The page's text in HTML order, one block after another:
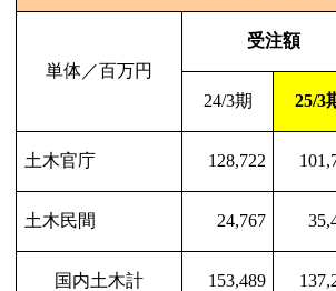
単体／百万円
受注額
24/3期 25/3
土木官庁 128,722
土木民間 24,767
国内土木計 153,489